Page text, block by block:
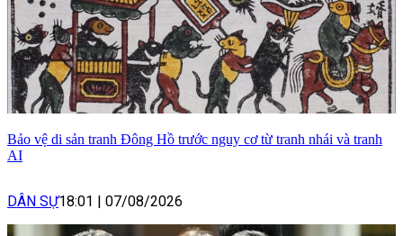
Bảo vệ di sản tranh Đông Hồ trước nguy cơ từ tranh nhái và tranh
AI
DÂN SỰ18:01 | 07/08/2026